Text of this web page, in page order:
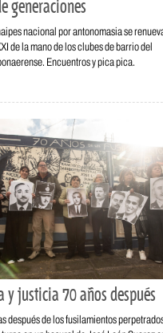
generaciones
nacional por antonomasia se
de la mano de los clubes de barrio del
Encuentros y pica pica.
y justicia 70 años después
después de los fusilamientos